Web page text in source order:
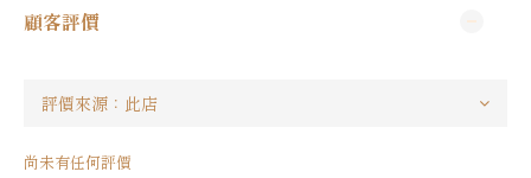
顧客評價
尚未有任何評價